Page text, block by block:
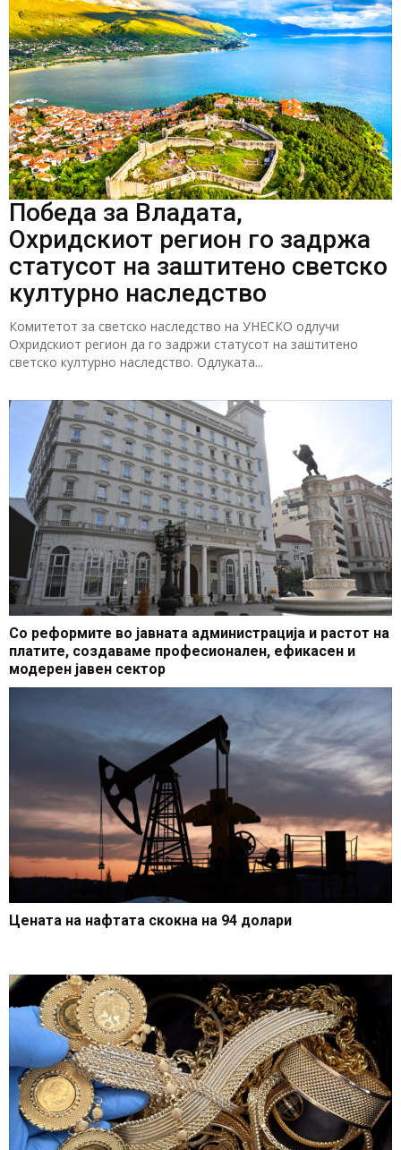
Победа за Владата,
Охридскиот регион го задржа
статусот на заштитено светско
културно наследство
Комитетот за светско наследство на УНЕСКО одлучи
Охридскиот регион да го задржи статусот на заштитено
светско културно наследство. Одлуката...
Со реформите во јавната администрација и растот на
платите, создаваме професионален, ефикасен и
модерен јавен сектор
Цената на нафтата скокна на 94 долари